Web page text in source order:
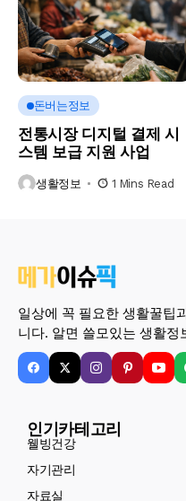
돈버는정보
전통시장 디지털 결제 시
스템 보급 지원 사업
생활정보 1 Mins Read
일상에 꼭 필요한 생활꿀팁
니다. 알면 쓸모있는 생활
인기카테고리
웰빙건강
자기관리
자료실